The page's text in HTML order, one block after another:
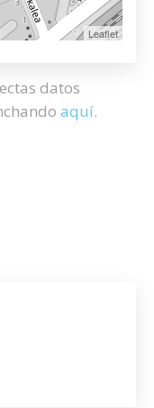
Leaflet
datos
aquí.